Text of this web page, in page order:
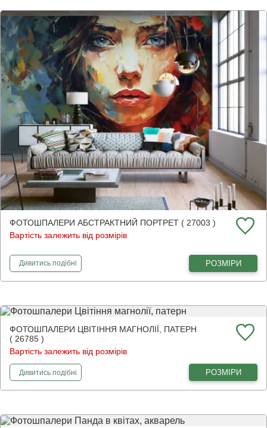
ФОТОШПАЛЕРИ АБСТРАКТНИЙ ПОРТРЕТ ( 27003 )
Вартість залежить від розмірів
Дивитисьфотошпалери
подібні РОЗМІРИ
ФОТОШПАЛЕРИ ЦВІТІННЯ МАГНОЛІЇ, ПАТЕРН
( 26785 )
Вартість залежить від розмірів
Дивитисьфотошпалери
подібні РОЗМІРИ